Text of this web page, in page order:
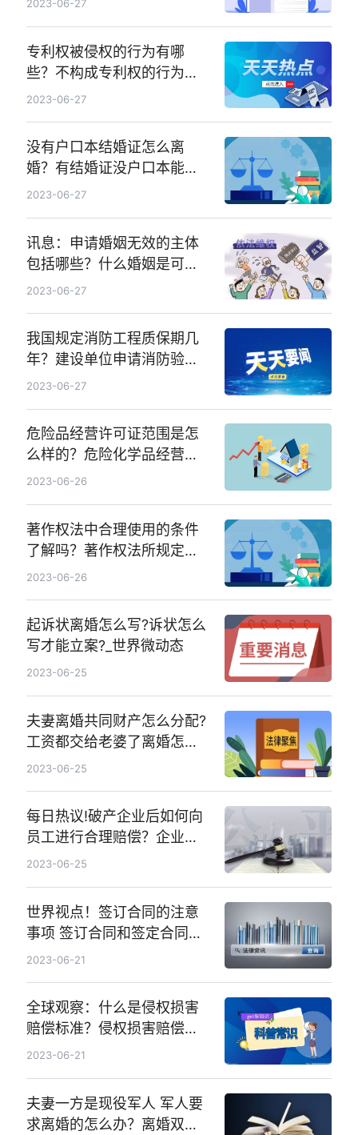
2023-06-27
专利权被侵权的行为有哪
些？不构成专利权的行为有
什么？_环球观点
2023-06-27
没有户口本结婚证怎么离
婚？有结婚证没户口本能起
诉离婚吗？
2023-06-27
讯息：申请婚姻无效的主体
包括哪些？什么婚姻是可撤
销婚姻？
2023-06-27
我国规定消防工程质保期几
年？建设单位申请消防验
收、备案抽查应当提供哪些
2023-06-27
危险品经营许可证范围是怎
么样的？危险化学品经营许
可证都需要哪些材料？|环球
2023-06-26
著作权法中合理使用的条件
了解吗？著作权法所规定的
合理使用的方式有哪些呢？_
2023-06-26
起诉状离婚怎么写?诉状怎么
写才能立案?_世界微动态
2023-06-25
夫妻离婚共同财产怎么分配?
工资都交给老婆了离婚怎么
办?-环球滚动
2023-06-25
每日热议!破产企业后如何向
员工进行合理赔偿？企业破
产的流程是怎样的？
2023-06-25
世界视点！签订合同的注意
事项 签订合同和签定合同之
间的区别？
2023-06-21
全球观察：什么是侵权损害
赔偿标准？侵权损害赔偿标
准有什么司法解释？
2023-06-21
夫妻一方是现役军人 军人要
求离婚的怎么办？离婚双方